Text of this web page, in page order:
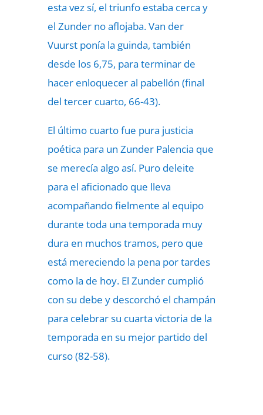
esta vez sí, el triunfo estaba cerca y
el Zunder no aflojaba. Van der
Vuurst ponía la guinda, también
desde los 6,75, para terminar de
hacer enloquecer al pabellón (final
del tercer cuarto, 66-43).
El último cuarto fue pura justicia
poética para un Zunder Palencia que
se merecía algo así. Puro deleite
para el aficionado que lleva
acompañando fielmente al equipo
durante toda una temporada muy
dura en muchos tramos, pero que
está mereciendo la pena por tardes
como la de hoy. El Zunder cumplió
con su debe y descorchó el champán
para celebrar su cuarta victoria de la
temporada en su mejor partido del
curso (82-58).